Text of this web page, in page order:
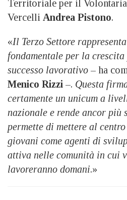
Territoriale per il
Vercelli Andrea Pistono.
«Il Terzo Settore
fondamentale per la
successo lavorativo – ha
Menico Rizzi –. Questa
certamente un unicum a
nazionale e rende ancor più
permette di mettere al
giovani come agenti di
attiva nelle comunità in cui
lavoreranno domani.»